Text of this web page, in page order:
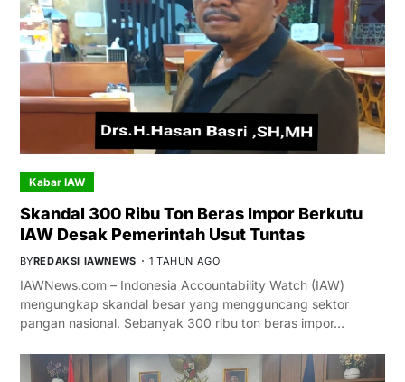
Kabar IAW
Skandal 300 Ribu Ton Beras Impor Berkutu
IAW Desak Pemerintah Usut Tuntas
BYREDAKSI IAWNEWS 1 TAHUN AGO
IAWNews.com – Indonesia Accountability Watch (IAW)
mengungkap skandal besar yang mengguncang sektor
pangan nasional. Sebanyak 300 ribu ton beras impor…